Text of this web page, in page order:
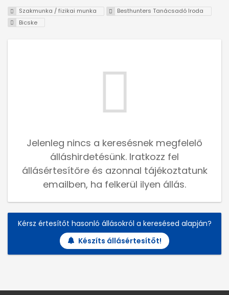
Szakmunka / fizikai munka
Besthunters Tanácsadó Iroda
Bicske
Jelenleg nincs a keresésnek megfelelő
álláshirdetésünk. Iratkozz fel
állásértesítőre és azonnal tájékoztatunk
emailben, ha felkerül ilyen állás.
Kérsz értesítőt hasonló állásokról a keresésed alapján?
Készíts állásértesítőt!